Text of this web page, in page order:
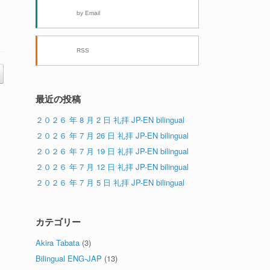
by Email
RSS
最近の投稿
２０２６ 年 8 月 2 日 礼拝 JP-EN bilingual
２０２６ 年 7 月 26 日 礼拝 JP-EN bilingual
２０２６ 年 7 月 19 日 礼拝 JP-EN bilingual
２０２６ 年 7 月 12 日 礼拝 JP-EN bilingual
２０２６ 年 7 月 5 日 礼拝 JP-EN bilingual
カテゴリー
Akira Tabata (3)
Bilingual ENG-JAP (13)